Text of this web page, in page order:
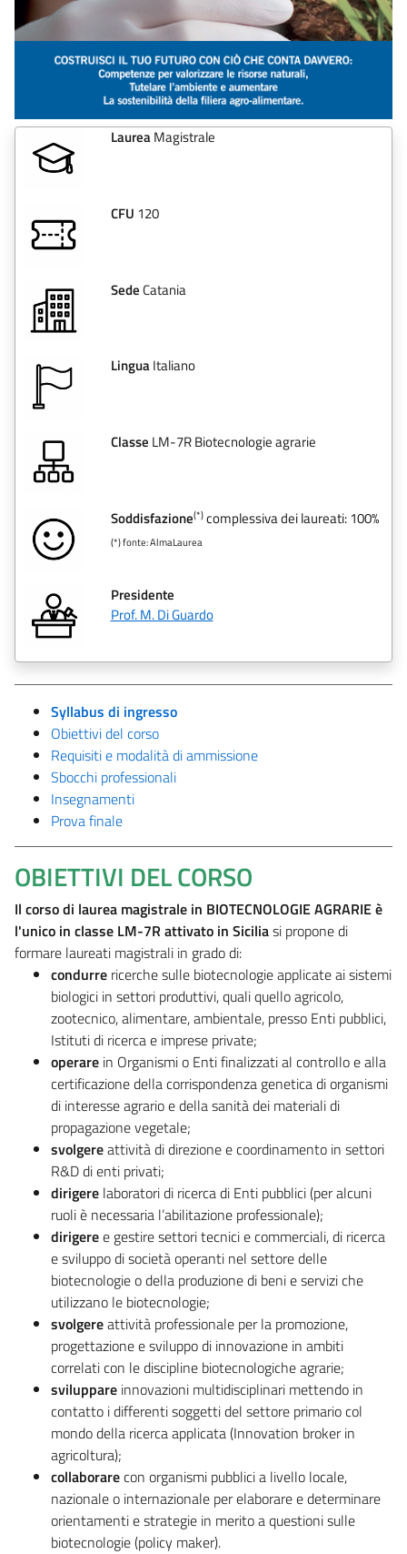
LaureaMagistrale
CFU 120
Sede Catania
LinguaItaliano
Classe LM-7R Biotecnologie agrarie
Soddisfazione(*)complessiva dei laureati: 100%
(*) fonte: AlmaLaurea
Presidente
Prof. M. Di Guardo
Syllabus di ingresso
Obiettivi del corso
Requisiti e modalità di ammissione
Sbocchi professionali
Insegnamenti
Prova finale
OBIETTIVI DEL CORSO
Il corso di laurea magistrale in BIOTECNOLOGIE AGRARIE è
l'unico in classe LM-7R attivato in Siciliasi propone di
formare laureati magistrali in grado di:
condurre ricerche sulle biotecnologie applicate ai sistemi
biologici in settori produttivi, quali quello agricolo,
zootecnico, alimentare, ambientale, presso Enti pubblici,
Istituti di ricerca e imprese private;
operare in Organismi o Enti finalizzati al controllo e alla
certificazione della corrispondenza genetica di organismi
di interesse agrario e della sanità dei materiali di
propagazione vegetale;
svolgereattività di direzione e coordinamento in settori
R&D di enti privati;
dirigere laboratori di ricerca di Enti pubblici (per alcuni
ruoli è necessaria l’abilitazione professionale);
dirigeree gestire settori tecnici e commerciali, di ricerca
e sviluppo di società operanti nel settore delle
biotecnologie o della produzione di beni e servizi che
utilizzano le biotecnologie;
svolgereattività professionale per la promozione,
progettazione e sviluppo di innovazione in ambiti
correlati con le discipline biotecnologiche agrarie;
sviluppare innovazioni multidisciplinari mettendo in
contatto i differenti soggetti del settore primario col
mondo della ricerca applicata (Innovation broker in
agricoltura);
collaborarecon organismi pubblici a livello locale,
nazionale o internazionale per elaborare e determinare
orientamenti e strategie in merito a questioni sulle
biotecnologie (policy maker).